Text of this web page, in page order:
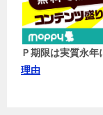
Ｐ期限は実質永年
理由